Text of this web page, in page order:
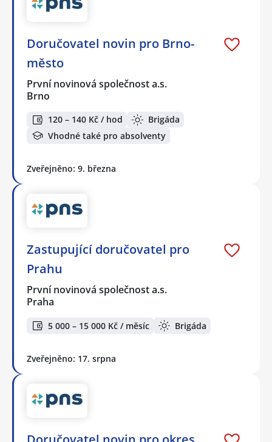
Doručovatel novin pro Brno-
město
První novinová společnost a.s.
Brno
120 – 140 Kč / hod
Brigáda
Vhodné také pro absolventy
Zveřejněno: 9. března
Zastupující doručovatel pro
Prahu
První novinová společnost a.s.
Praha
5 000 – 15 000 Kč / měsíc Brigáda
Zveřejněno: 17. srpna